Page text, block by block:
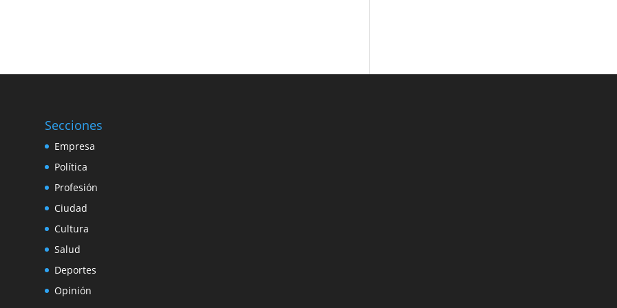
Secciones
Empresa
Política
Profesión
Ciudad
Cultura
Salud
Deportes
Opinión